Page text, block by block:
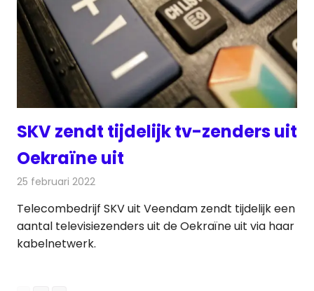
SKV zendt tijdelijk tv-zenders uit
Oekraïne uit
25 februari 2022
Telecombedrijf SKV uit Veendam zendt tijdelijk een
aantal televisiezenders uit de Oekraïne uit via haar
kabelnetwerk.